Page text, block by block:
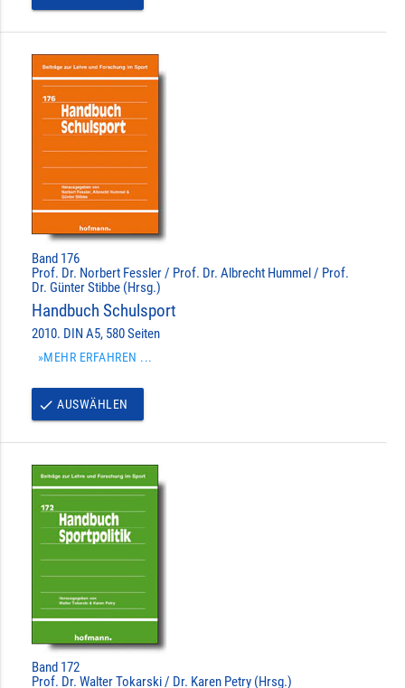
Band 176
Prof. Dr. Norbert Fessler / Prof. Dr. Albrecht Hummel / Prof.
Dr. Günter Stibbe (Hrsg.)
Handbuch Schulsport
2010. DIN A5, 580 Seiten
»MEHR ERFAHREN ...
done AUSWÄHLEN
Band 172
Prof. Dr. Walter Tokarski / Dr. Karen Petry (Hrsg.)